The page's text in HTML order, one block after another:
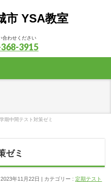
市 YSA教室
合わせください
3915
期中間テスト対策ゼミ
ゼミ
年11月22日 カテゴリー : 定期テスト